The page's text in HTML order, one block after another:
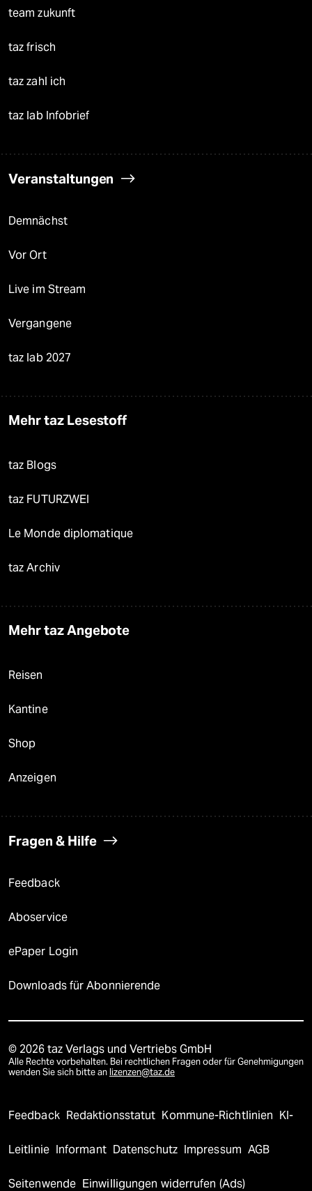
team zukunft
taz frisch
taz zahl ich
taz lab Infobrief
Veranstaltungen
Demnächst
Vor Ort
Live im Stream
Vergangene
taz lab 2027
Mehr taz Lesestoff
taz Blogs
taz FUTURZWEI
Le Monde diplomatique
taz Archiv
Mehr taz Angebote
Reisen
Kantine
Shop
Anzeigen
Fragen & Hilfe
Feedback
Aboservice
ePaper Login
Downloads für Abonnierende
© 2026 taz Verlags und Vertriebs GmbH
Alle Rechte vorbehalten. Bei rechtlichen Fragen oder für Genehmigungen
wenden Sie sich bitte an lizenzen@taz.de
Feedback Redaktionsstatut Kommune-Richtlinien KI-
Leitlinie Informant Datenschutz Impressum AGB
Seitenwende Einwilligungen widerrufen (Ads)